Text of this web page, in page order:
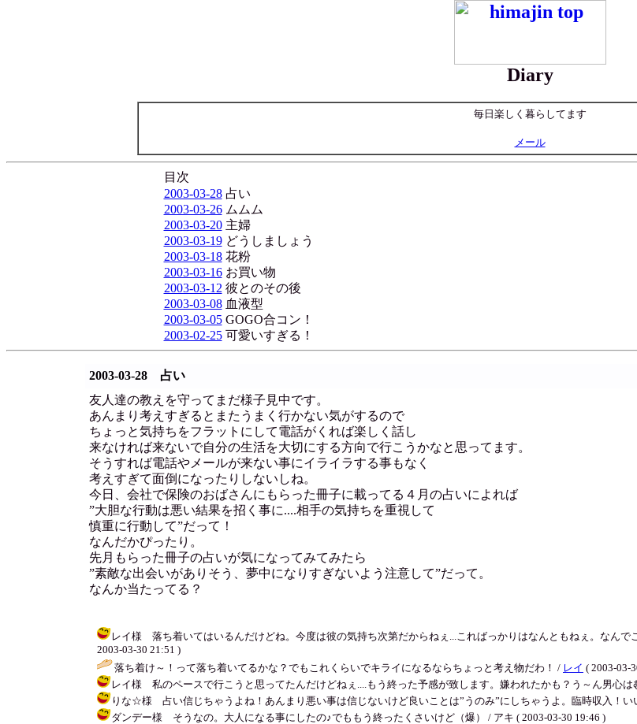
Diary
毎日楽しく暮らしてます
メール
目次
2003-03-28占い
2003-03-26ムムム
2003-03-20主婦
2003-03-19どうしましょう
2003-03-18花粉
2003-03-16お買い物
2003-03-12 彼とのその後
2003-03-08血液型
2003-03-05GOGO合コン！
2003-02-25可愛いすぎる！
2003-03-28 占い
友人達の教えを守ってまだ様子見中です。
あんまり考えすぎるとまたうまく行かない気がするので
ちょっと気持ちをフラットにして電話がくれば楽しく話し
来なければ来ないで自分の生活を大切にする方向で行こうかなと思ってます。
そうすれば電話やメールが来ない事にイライラする事もなく
考えすぎて面倒になったりしないしね。
今日、会社で保険のおばさんにもらった冊子に載ってる４月の占いによれば
”大胆な行動は悪い結果を招く事に....相手の気持ちを重視して
慎重に行動して”だって！
なんだかぴったり。
先月もらった冊子の占いが気になってみてみたら
”素敵な出会いがありそう、夢中になりすぎないよう注意して”だって。
なんか当たってる？
レイ様 落ち着いてはいるんだけどね。今度は彼の気持ち次第だからねぇ...こればっかりはなんともねぇ。なんで
2003-03-30 21:51 )
落ち着け～！って落ち着いてるかな？でもこれくらいでキライになるならちょっと考え物だわ！ / レイ ( 2003-03-
レイ様 私のペースで行こうと思ってたんだけどねぇ....もう終った予感が致します。嫌われたかも？う～ん男心は
りな☆様 占い信じちゃうよね！あんまり悪い事は信じないけど良いことは”うのみ”にしちゃうよ。臨時収入！い
ダンデー様 そうなの。大人になる事にしたの♪でももう終ったくさいけど（爆） / アキ ( 2003-03-30 19:46 )